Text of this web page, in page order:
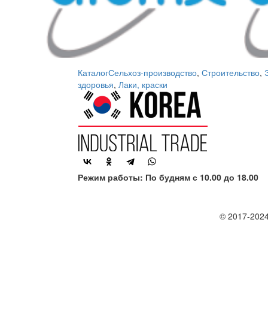
КаталогСельхоз-производство, Строительство,
здоровья, Лаки, краски
Режим работы: По будням с 10.00 до 18.00
© 2017-